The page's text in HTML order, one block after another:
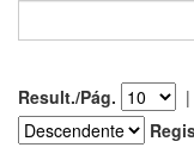
Result./Pág. |